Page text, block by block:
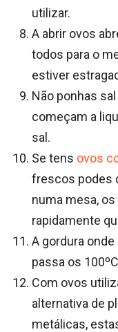
utilizar.
A abrir ovos
todos para o
estiver
Não ponhas
começam a
sal.
Se tens ovos
frescos podes
numa mesa,
rapidamente
A gordura
passa os
Com ovos
alternativa de
metálicas,